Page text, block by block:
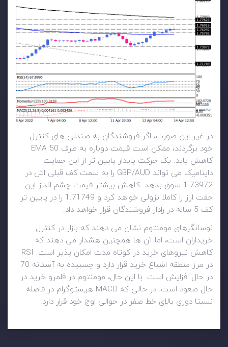
در غیر این صورت، اگر فروشندگان به صندلی های کنترل
خود برگردند، ممکن است قیمت دوباره به طرف 50 EMA
کاهش یابد. یک حرکت پایدار پایین تر از این حمایت
داینامیک می تواند GBP/AUD را به سمت کف قبلی اش در
1.73972 سوق بدهد. کاهش بیشتر قیمت چشم انداز این
جفت ارز را کاملا نزولی خواهد کرد و 1.71749 را در پایین تر
کف 5 ساله در رادار فروشندگان قرار خواهد داد.
نوسانگرهای مومنتوم نشان می دهند که بازار در کنترل
خریداران است، اما آن ها همچنین هشدار می دهند که
کاهش نیروهای خرید در کوتاه مدت امکان پذیر است. RSI
در مرز منطقه اشباع خرید قرار دارد و چسبیده به آستانه 70
در حال افزایش است. با این حال، مومنتوم در قلمرو خرید در
حال صعود است. در حالی که MACD هیستوگرام در فاصله
نسبتا دوری بالای خط صفر در حوالی اوج خود قرار دارد.